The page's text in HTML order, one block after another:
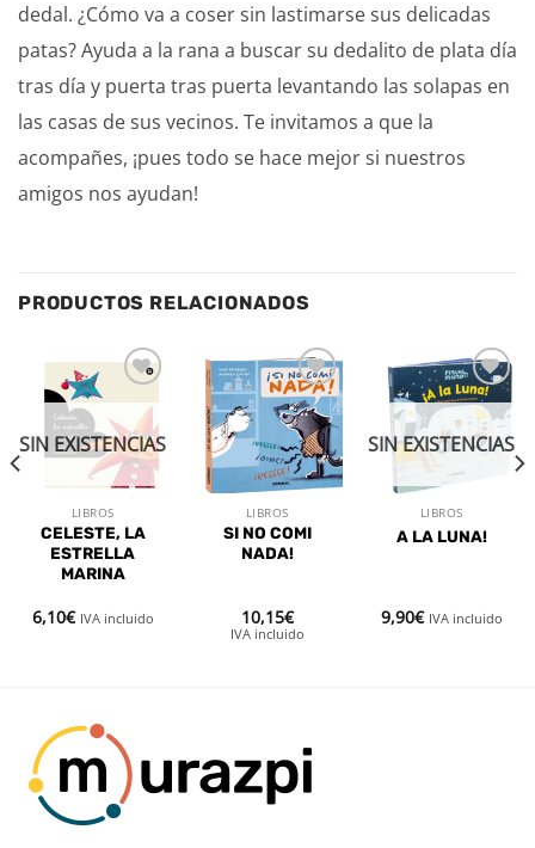
dedal. ¿Cómo va a coser sin lastimarse sus delicadas
patas? Ayuda a la rana a buscar su dedalito de plata día
tras día y puerta tras puerta levantando las solapas en
las casas de sus vecinos. Te invitamos a que la
acompañes, ¡pues todo se hace mejor si nuestros
amigos nos ayudan!
PRODUCTOS RELACIONADOS
Añadir
a la
lista de
deseos
SIN EXISTENCIAS
LIBROS
CELESTE, LA
ESTRELLA
MARINA
6,10€ IVA incluido
Añadir
a la
lista de
deseos
LIBROS
SI NO COMI
NADA!
10,15€
IVA incluido
Añadir
a la
lista de
deseos
SIN EXISTENCIAS
LIBROS
A LA LUNA!
9,90€ IVA incluido